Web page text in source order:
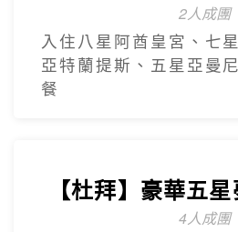
2人成團
入住八星阿酋皇宮、七
亞特蘭提斯、五星亞曼
餐
【杜拜】豪華五
4人成團